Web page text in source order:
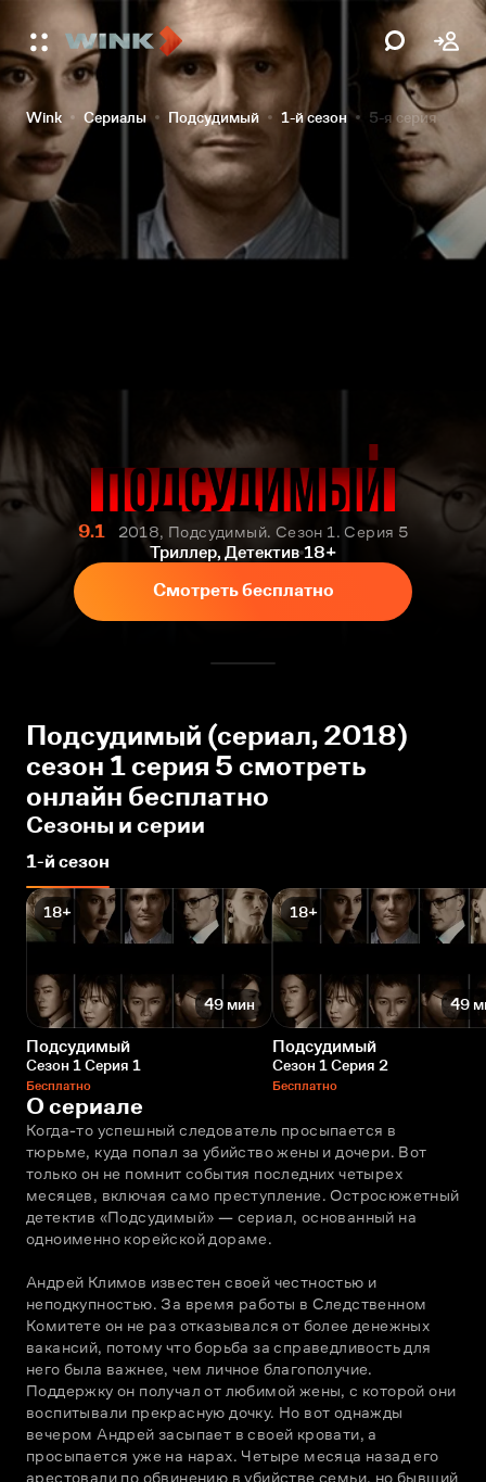
Wink Сериалы Подсудимый 1-й сезон 5-я серия
9.1
2018, Подсудимый. Сезон 1. Серия 5
Триллер, Детектив 18+
Смотреть бесплатно
Подсудимый (сериал, 2018)
сезон 1 серия 5 смотреть
онлайн бесплатно
Сезоны и серии
1-й сезон
18+
49 мин
Подсудимый
Сезон 1 Серия 1
Бесплатно
18+
49
Подсудимый
Сезон 1 Серия 2
Бесплатно
О сериале
Когда-то успешный следователь просыпается в
тюрьме, куда попал за убийство жены и дочери. Вот
только он не помнит события последних четырех
месяцев, включая само преступление. Остросюжетный
детектив «Подсудимый» — сериал, основанный на
одноименно корейской дораме.
Андрей Климов известен своей честностью и
неподкупностью. За время работы в Следственном
Комитете он не раз отказывался от более денежных
вакансий, потому что борьба за справедливость для
него была важнее, чем личное благополучие.
Поддержку он получал от любимой жены, с которой они
воспитывали прекрасную дочку. Но вот однажды
вечером Андрей засыпает в своей кровати, а
просыпается уже на нарах. Четыре месяца назад его
арестовали по обвинению в убийстве семьи, но бывший